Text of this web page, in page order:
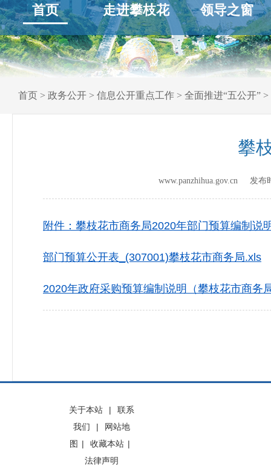
首页 走进攀枝花 领导之窗
首页 > 政务公开 > 信息公开重点工作 > 全面推进“五公开” >
攀
www.panzhihua.gov.cn 发布
附件：攀枝花市商务局2020年部门预算编制说
部门预算公开表_(307001)攀枝花市商务局.xls
2020年政府采购预算编制说明（攀枝花市商务
关于本站 |
联系
我们
|
网站地
图 | 收藏本站 |
法律声明